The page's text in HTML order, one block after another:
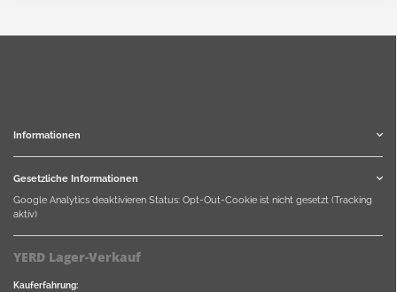
Informationen
Gesetzliche Informationen
Google Analytics deaktivieren Status: Opt-Out-Cookie ist nicht gesetzt (Tracking
aktiv)
YERD Lager-Verkauf
Kauferfahrung: